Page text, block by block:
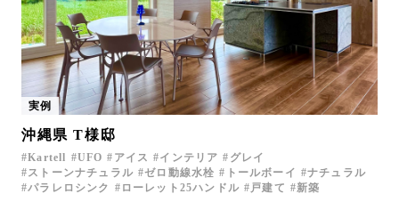
実例
沖縄県 T様邸
Kartell UFO アイス インテリア
グレイ
ストーンナチュラル
ゼロ動線水栓 トールボーイ
ナチュラル
パラレロシンク
ローレット25ハンドル 戸建て 新築